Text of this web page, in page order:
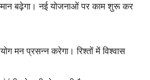
बढ़ेगा। नई योजनाओं पर काम शुरू कर
मन प्रसन्न करेगा। रिश्तों में विश्वास